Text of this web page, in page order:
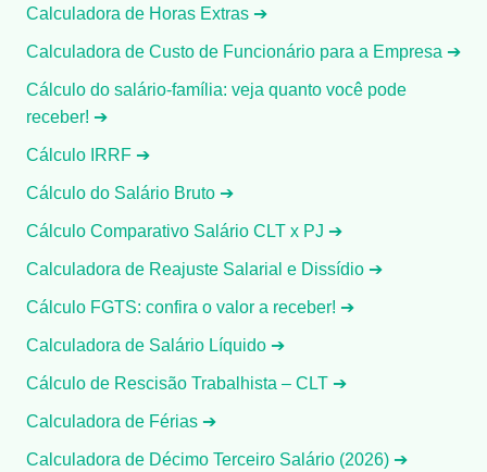
Calculadora de Horas Extras ➔
Calculadora de Custo de Funcionário para a Empresa ➔
Cálculo do salário-família: veja quanto você pode
receber! ➔
Cálculo IRRF ➔
Cálculo do Salário Bruto ➔
Cálculo Comparativo Salário CLT x PJ ➔
Calculadora de Reajuste Salarial e Dissídio ➔
Cálculo FGTS: confira o valor a receber! ➔
Calculadora de Salário Líquido ➔
Cálculo de Rescisão Trabalhista – CLT ➔
Calculadora de Férias ➔
Calculadora de Décimo Terceiro Salário (2026) ➔